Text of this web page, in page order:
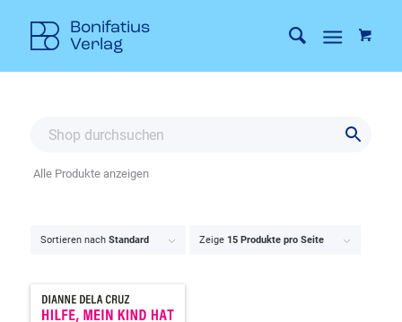
Sortieren nach Standard Zeige 15 Produkte pro Seite
Alle Produkte anzeigen